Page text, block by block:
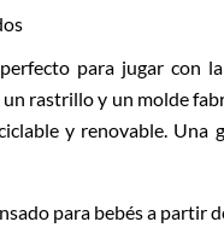
para jugar con
rastrillo y un molde
y renovable.
para bebés a partir